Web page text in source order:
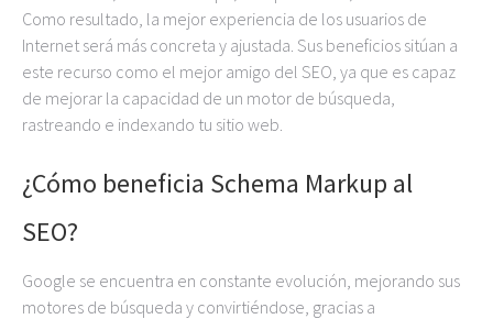
Como resultado, la mejor experiencia de los usuarios de
Internet será más concreta y ajustada. Sus beneficios sitúan a
este recurso como el mejor amigo del SEO, ya que es capaz
de mejorar la capacidad de un motor de búsqueda,
rastreando e indexando tu sitio web.
¿Cómo beneficia Schema Markup al
SEO?
Google se encuentra en constante evolución, mejorando sus
motores de búsqueda y convirtiéndose, gracias a